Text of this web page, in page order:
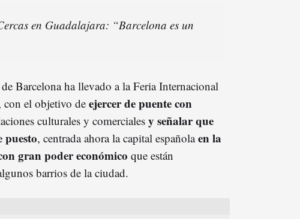
en Guadalajara: “Barcelona es un
Barcelona ha llevado a la Feria Internacional
el objetivo de ejercer de puente con
culturales y comerciales y señalar que
puesto, centrada ahora la capital españolaen la
gran poder económico que están
barrios de la ciudad.